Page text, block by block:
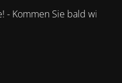
Kommen Sie bald wieder.